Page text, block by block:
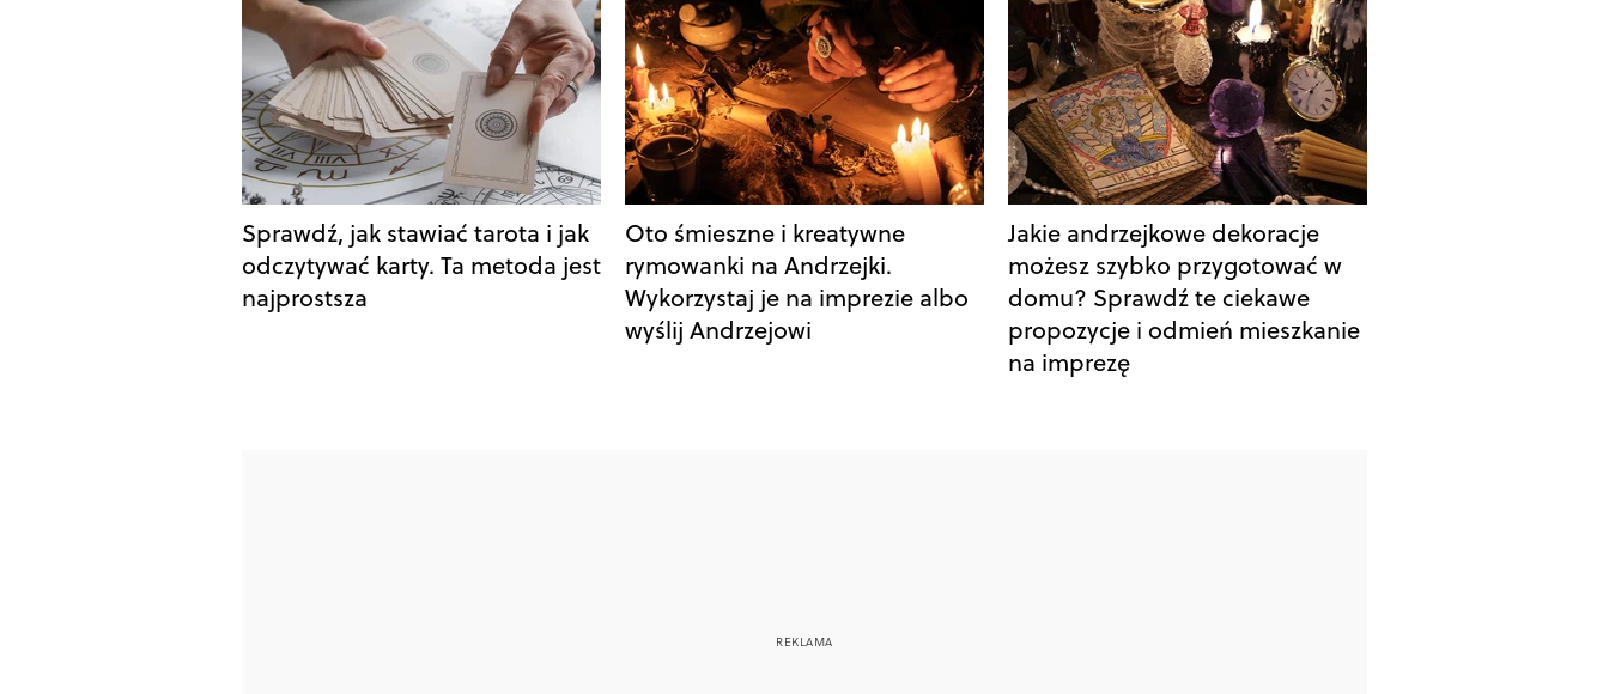
Sprawdź, jak stawiać tarota i jak
odczytywać karty. Ta metoda jest
najprostsza
Oto śmieszne i kreatywne
rymowanki na Andrzejki.
Wykorzystaj je na imprezie albo
wyślij Andrzejowi
Jakie andrzejkowe dekoracje
możesz szybko przygotować w
domu? Sprawdź te ciekawe
propozycje i odmień mieszkanie
na imprezę